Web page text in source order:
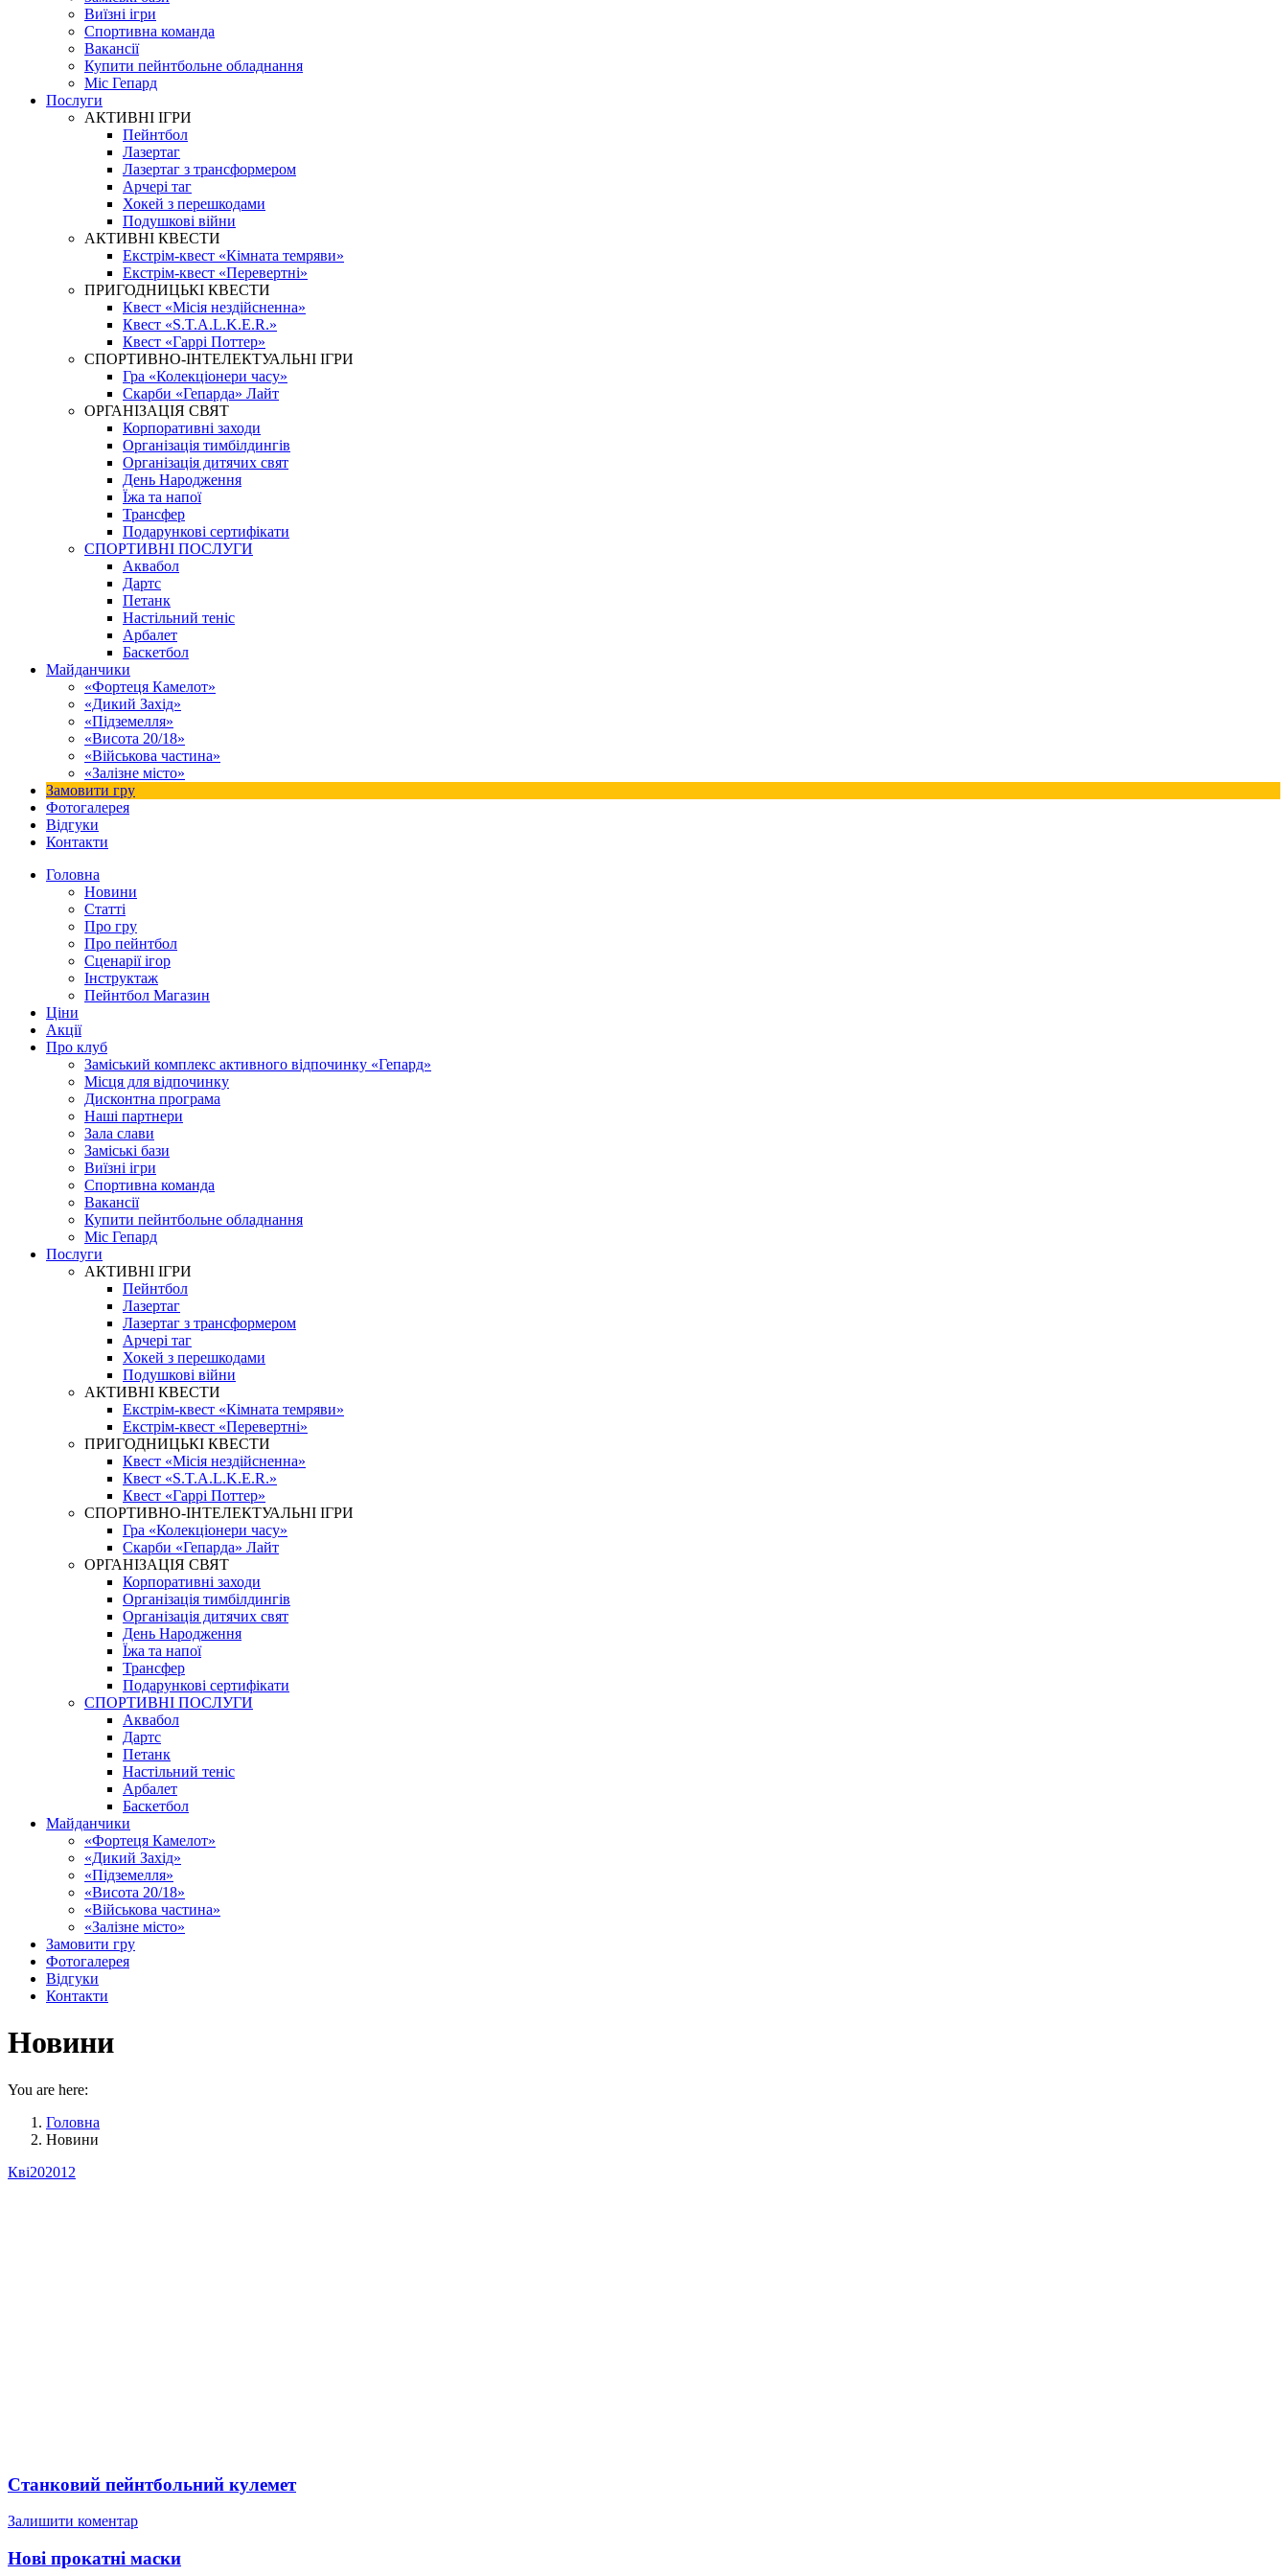
Виїзні ігри
Спортивна команда
Вакансії
Купити пейнтбольне обладнання
Міс Гепард
Послуги
АКТИВНІ ІГРИ
Пейнтбол
Лазертаг
Лазертаг з трансформером
Арчері таг
Хокей з перешкодами
Подушкові війни
АКТИВНІ КВЕСТИ
Екстрім-квест «Кімната темряви»
Екстрім-квест «Перевертні»
ПРИГОДНИЦЬКІ КВЕСТИ
Квест «Місія нездійсненна»
Квест «S.T.A.L.K.E.R.»
Квест «Гаррі Поттер»
СПОРТИВНО-ІНТЕЛЕКТУАЛЬНІ ІГРИ
Гра «Колекціонери часу»
Скарби «Гепарда» Лайт
ОРГАНІЗАЦІЯ СВЯТ
Корпоративні заходи
Організація тимбілдингів
Організація дитячих свят
День Народження
Їжа та напої
Трансфер
Подарункові сертифікати
СПОРТИВНІ ПОСЛУГИ
Аквабол
Дартс
Петанк
Настільний теніс
Арбалет
Баскетбол
Майданчики
«Фортеця Камелот»
«Дикий Захід»
«Підземелля»
«Висота 20/18»
«Військова частина»
«Залізне місто»
Замовити гру
Фотогалерея
Відгуки
Контакти
Головна
Новини
Статті
Про гру
Про пейнтбол
Сценарії ігор
Інструктаж
Пейнтбол Магазин
Ціни
Акції
Про клуб
Заміський комплекс активного відпочинку «Гепард»
Місця для відпочинку
Дисконтна програма
Наші партнери
Зала слави
Заміські бази
Виїзні ігри
Спортивна команда
Вакансії
Купити пейнтбольне обладнання
Міс Гепард
Послуги
АКТИВНІ ІГРИ
Пейнтбол
Лазертаг
Лазертаг з трансформером
Арчері таг
Хокей з перешкодами
Подушкові війни
АКТИВНІ КВЕСТИ
Екстрім-квест «Кімната темряви»
Екстрім-квест «Перевертні»
ПРИГОДНИЦЬКІ КВЕСТИ
Квест «Місія нездійсненна»
Квест «S.T.A.L.K.E.R.»
Квест «Гаррі Поттер»
СПОРТИВНО-ІНТЕЛЕКТУАЛЬНІ ІГРИ
Гра «Колекціонери часу»
Скарби «Гепарда» Лайт
ОРГАНІЗАЦІЯ СВЯТ
Корпоративні заходи
Організація тимбілдингів
Організація дитячих свят
День Народження
Їжа та напої
Трансфер
Подарункові сертифікати
СПОРТИВНІ ПОСЛУГИ
Аквабол
Дартс
Петанк
Настільний теніс
Арбалет
Баскетбол
Майданчики
«Фортеця Камелот»
«Дикий Захід»
«Підземелля»
«Висота 20/18»
«Військова частина»
«Залізне місто»
Замовити гру
Фотогалерея
Відгуки
Контакти
Новини
You are here:
Головна
Новини
Кві202012
Станковий пейнтбольний кулемет
Залишити коментар
Нові прокатні маски